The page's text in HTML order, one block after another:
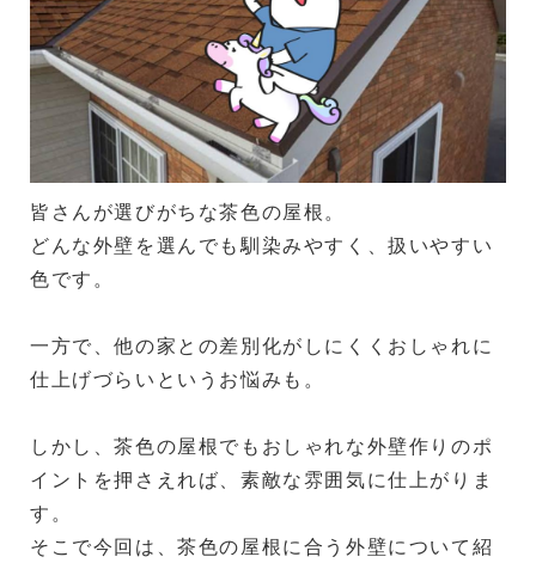
皆さんが選びがちな茶色の屋根。
どんな外壁を選んでも馴染みやすく、扱いやすい
色です。
一方で、他の家との差別化がしにくくおしゃれに
仕上げづらいというお悩みも。
しかし、茶色の屋根でもおしゃれな外壁作りのポ
イントを押さえれば、素敵な雰囲気に仕上がりま
す。
そこで今回は、茶色の屋根に合う外壁について紹